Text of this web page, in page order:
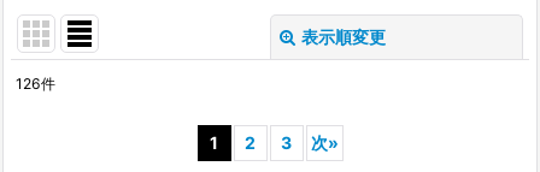
表示順変更
126件
1 2 3 次»